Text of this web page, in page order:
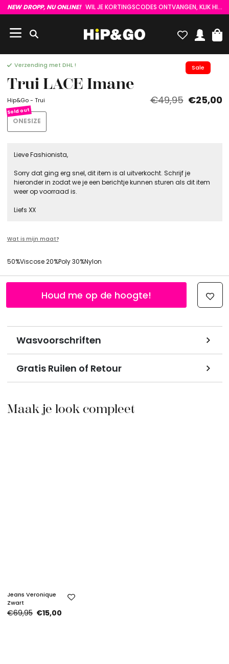
NEW DROPP, NU ONLINE! WIL JE KORTINGSCODES ONTVANGEN, KLIK HIER :)
Sale
Verzending met DHL !
Trui LACE Imane
Hip&Go - Trui €49,95 €25,00
ONESIZE
Lieve Fashionista,
Sorry dat ging erg snel, dit item is al uitverkocht. Schrijf je
hieronder in zodat we je een berichtje kunnen sturen als dit item
weer op voorraad is.
Liefs XX
Wat is mijn maat?
50%Viscose 20%Poly 30%Nylon
Wasvoorschriften
Gratis Ruilen of Retour
Houd me op de hoogte!
Maak je look compleet
Jeans Veronique
Zwart
€69,95 €15,00